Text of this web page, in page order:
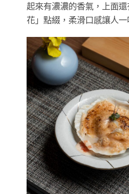
起來有濃濃的香氣，上面
花」點綴，柔滑口感讓人一